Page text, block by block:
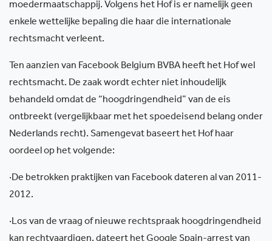
moedermaatschappij. Volgens het Hof is er namelijk geen
enkele wettelijke bepaling die haar die internationale
rechtsmacht verleent.
Ten aanzien van Facebook Belgium BVBA heeft het Hof wel
rechtsmacht. De zaak wordt echter niet inhoudelijk
behandeld omdat de “hoogdringendheid” van de eis
ontbreekt (vergelijkbaar met het spoedeisend belang onder
Nederlands recht). Samengevat baseert het Hof haar
oordeel op het volgende:
·De betrokken praktijken van Facebook dateren al van 2011-
2012.
·Los van de vraag of nieuwe rechtspraak hoogdringendheid